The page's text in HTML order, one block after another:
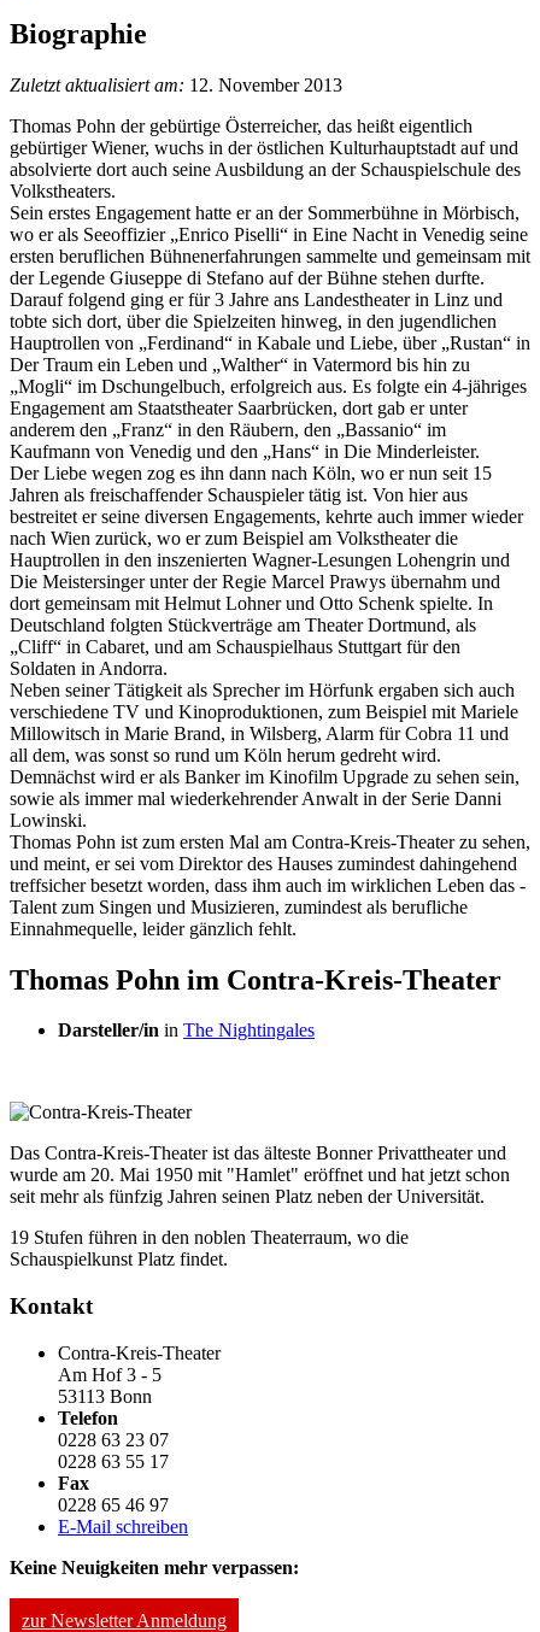
Biographie
Zuletzt aktualisiert am: 12. November 2013
Thomas Pohn der gebürtige Österreicher, das heißt eigentlich
gebürtiger Wiener, wuchs in der östlichen Kulturhauptstadt auf und
absolvierte dort auch seine Ausbildung an der Schauspielschule des
Volkstheaters.
Sein erstes Engagement hatte er an der Sommerbühne in Mörbisch,
wo er als Seeoffizier „Enrico Piselli“ in Eine Nacht in Venedig seine
ersten beruflichen ­Bühnenerfahrungen sammelte und gemeinsam mit
der Legende Giuseppe di Stefano auf der Bühne stehen durfte.
Darauf folgend ging er für 3 Jahre ans Landestheater in Linz und
tobte sich dort, über die Spielzeiten hinweg, in den jugendlichen
Hauptrollen von „Ferdinand“ in Kabale und Liebe, über „Rustan“ in
Der Traum ein Leben und „Walther“ in Vatermord bis hin zu
„Mogli“ im Dschungelbuch, erfolgreich aus. Es folgte ein 4-jähriges
Engagement am Staatstheater Saarbrücken, dort gab er unter
anderem den „Franz“ in den Räubern, den „Bassanio“ im
Kaufmann von Venedig und den „Hans“ in Die Minderleister.
Der Liebe wegen zog es ihn dann nach Köln, wo er nun seit 15
Jahren als freischaffender Schauspieler ­tätig ist. Von hier aus
bestreitet er seine diversen ­Engagements, kehrte auch immer wieder
nach Wien zurück, wo er zum Beispiel am Volkstheater die
Hauptrollen in den inszenierten Wagner-Lesungen ­Lohengrin und
Die Meistersinger unter der Regie ­Marcel Prawys übernahm und
dort gemeinsam mit Helmut Lohner und Otto Schenk spielte. In
Deutschland folgten Stückverträge am Theater Dortmund, als
„Cliff“ in Cabaret, und am Schauspielhaus Stuttgart für den
Soldaten in Andorra.
Neben seiner Tätigkeit als Sprecher im Hörfunk ­er­gaben sich auch
verschiedene TV und Kinoproduktionen, zum Beispiel mit Mariele
Millowitsch in Marie Brand, in Wilsberg, Alarm für Cobra 11 und
all dem, was sonst so rund um Köln herum gedreht wird.
Demnächst wird er als Banker im Kinofilm Upgrade zu ­sehen sein,
sowie als immer mal wiederkehrender ­Anwalt in der Serie Danni
Lowinski.
Thomas Pohn ist zum ersten Mal am Contra-Kreis-Theater zu sehen,
und meint, er sei vom Direktor des Hauses zumindest dahingehend
treffsicher besetzt worden, dass ihm auch im wirklichen Leben das ­
Talent zum Singen und Musizieren, zumindest als ­berufliche
Einnahmequelle, leider gänzlich fehlt.
Thomas Pohn im Contra-Kreis-Theater
Darsteller/in in The Nightingales
Das Contra-Kreis-Theater ist das älteste Bonner Privattheater und
wurde am 20. Mai 1950 mit "Hamlet" eröffnet und hat jetzt schon
seit mehr als fünfzig Jahren seinen Platz neben der Universität.
19 Stufen führen in den noblen Theaterraum, wo die
Schauspielkunst Platz findet.
Kontakt
Contra-Kreis-Theater
Am Hof 3 - 5
53113 Bonn
Telefon
0228 63 23 07
0228 63 55 17
Fax
0228 65 46 97
E-Mail schreiben
Keine Neuigkeiten mehr verpassen:
zur Newsletter Anmeldung